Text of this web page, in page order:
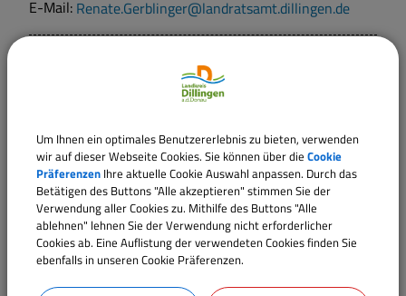
E-Mail: Renate.Gerblinger@landratsamt.dillingen.de
E-Mail:sabrina.sandmaier@landratsamt.dillingen.de
Sachgebiete
Team 321 - Führerscheinstelle
Um Ihnen ein optimales Benutzererlebnis zu bieten, verwenden
wir auf dieser Webseite Cookies. Sie können über die Cookie
Präferenzen Ihre aktuelle Cookie Auswahl anpassen. Durch das
Betätigen des Buttons "Alle akzeptieren" stimmen Sie der
Verwendung aller Cookies zu. Mithilfe des Buttons "Alle
ablehnen" lehnen Sie der Verwendung nicht erforderlicher
Cookies ab. Eine Auflistung der verwendeten Cookies finden Sie
ebenfalls in unseren Cookie Präferenzen.